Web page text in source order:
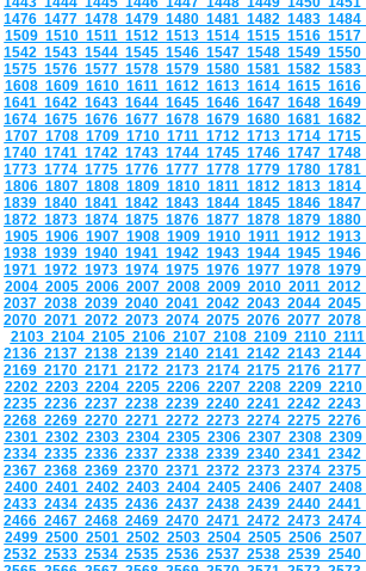
1476 1477 1478 1479 1480 1481 1482 1483 1484
1509 1510 1511 1512 1513 1514 1515 1516 1517
1542 1543 1544 1545 1546 1547 1548 1549 1550
1575 1576 1577 1578 1579 1580 1581 1582 1583
1608 1609 1610 1611 1612 1613 1614 1615 1616
1641 1642 1643 1644 1645 1646 1647 1648 1649
1674 1675 1676 1677 1678 1679 1680 1681 1682
1707 1708 1709 1710 1711 1712 1713 1714 1715
1740 1741 1742 1743 1744 1745 1746 1747 1748
1773 1774 1775 1776 1777 1778 1779 1780 1781
1806 1807 1808 1809 1810 1811 1812 1813 1814
1839 1840 1841 1842 1843 1844 1845 1846 1847
1872 1873 1874 1875 1876 1877 1878 1879 1880
1905 1906 1907 1908 1909 1910 1911 1912 1913
1938 1939 1940 1941 1942 1943 1944 1945 1946
1971 1972 1973 1974 1975 1976 1977 1978 1979
2004 2005 2006 2007 2008 2009 2010 2011 2012
2037 2038 2039 2040 2041 2042 2043 2044 2045
2070 2071 2072 2073 2074 2075 2076 2077 2078
2103 2104 2105 2106 2107 2108 2109 2110 2111
2136 2137 2138 2139 2140 2141 2142 2143 2144
2169 2170 2171 2172 2173 2174 2175 2176 2177
2202 2203 2204 2205 2206 2207 2208 2209 2210
2235 2236 2237 2238 2239 2240 2241 2242 2243
2268 2269 2270 2271 2272 2273 2274 2275 2276
2301 2302 2303 2304 2305 2306 2307 2308 2309
2334 2335 2336 2337 2338 2339 2340 2341 2342
2367 2368 2369 2370 2371 2372 2373 2374 2375
2400 2401 2402 2403 2404 2405 2406 2407 2408
2433 2434 2435 2436 2437 2438 2439 2440 2441
2466 2467 2468 2469 2470 2471 2472 2473 2474
2499 2500 2501 2502 2503 2504 2505 2506 2507
2532 2533 2534 2535 2536 2537 2538 2539 2540